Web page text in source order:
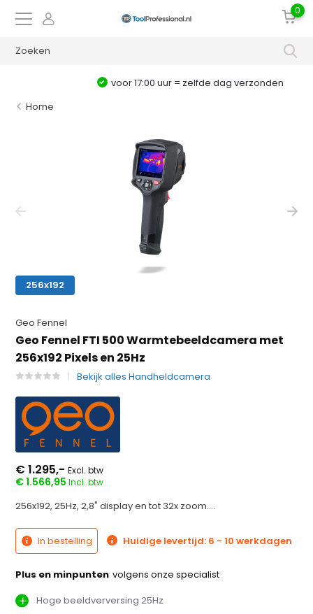
0
voor 17:00 uur = zelfde dag verzonden
Home
256x192
Geo Fennel
Geo Fennel FTI 500 Warmtebeeldcamera met
256x192 Pixels en 25Hz
Bekijk alles Handheldcamera
€ 1.295,-Excl. btw
€ 1.566,95Incl. btw
256x192, 25Hz, 2,8" display en tot 32x zoom....
In bestelling Huidige levertijd: 6 - 10 werkdagen
Plus en minpunten volgens onze specialist
Hoge beeldverversing 25Hz